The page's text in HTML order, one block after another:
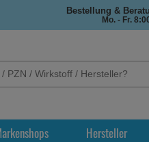
Bestellung &
Mo. - Fr.
Hersteller